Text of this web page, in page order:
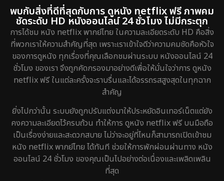
พบกับสิ่งที่ดีที่สุดกับการ ดูหนัง netflix ฟรี ภาพคม
ชัดระดับ HD หนังออนไลน์ 24 ชั่วโมง ไม่มีกระตุก
การได้ชม หนัง netflix พากย์ไทย ในความละเอียดระดับ HD คือสิ่ง
ที่พวกเราให้ความสำคัญที่สุด เพราะเราเข้าใจดีว่าความคมชัดคือหัวใจ
ของการดูหนัง ทุกเรื่องที่คุณเลือกชมผ่านระบบ หนังออนไลน์ 24
ชั่วโมง ของเรา จึงถูกคัดกรองมาอย่างดีเพื่อให้มั่นใจว่าการ ดูหนัง
netflix ฟรี ในแต่ละครั้งจะราบรื่นและได้อรรถรสสูงสุดในทุกฉาก
สำคัญ
ยิ่งไปกว่านั้น ระบบยังถูกปรับแต่งมาให้ประหยัดอินเทอร์เน็ตแต่ยัง
คงความละเอียดไว้ครบถ้วน ทำให้การ ดูหนัง netflix ฟรี บนมือถือ
เป็นเรื่องง่ายและสะดวกสบาย ไม่ว่าจะอยู่ที่ไหนก็สามารถเปิดเข้าชม
หนัง netflix พากย์ไทย ได้ทันที ช่วยให้การพักผ่อนผ่านทาง หนัง
ออนไลน์ 24 ชั่วโมง ของคุณเป็นไปอย่างต่อเนื่องและเพลิดเพลิน
ที่สุด